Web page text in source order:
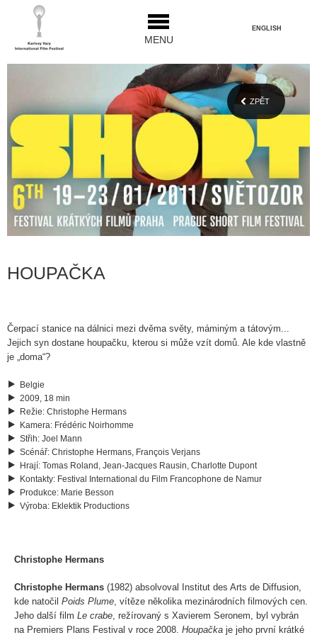
MENU
ENGLISH
ZPĚT
HOUPAČKA
Čerpací stanice na dálnici mezi dvěma světy, máminým a tátovým...
Jejich syn dostane houpačku, kterou si může vzít domů. Ale kde vlastně
je „doma“?
Belgie
2009, 18 min
Režie: Christophe Hermans
Kamera: Frédéric Noirhomme
Střih: Joel Mann
Scénář: Christophe Hermans, François Verjans
Hrají: Tomas Roland, Jean-Jacques Rausin, Charlotte Dupont
Kontakty: Festival International du Film Francophone de Namur
Produkce: Marie Besson
Výroba: Eklektik Productions
Christophe Hermans
Christophe Hermans (1982) absolvoval Institut des Arts de Diffusion,
kde natočil Poids Plume, vítěze několika mezinárodních filmových cen.
Jeho další film Le crabe, režírovaný s Xavierem Seronem, byl vybrán
na Premiers Plans Festival v roce 2008. Houpačka je jeho první krátké